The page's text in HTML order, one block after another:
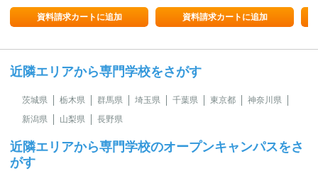
資料請求カートに追加 資料請求カートに追加
近隣エリアから専門学校をさがす
茨城県 栃木県 群馬県 埼玉県 千葉県 東京都
神奈川県
新潟県
山梨県 長野県
近隣エリアから専門学校のオープンキャンパスをさ
がす